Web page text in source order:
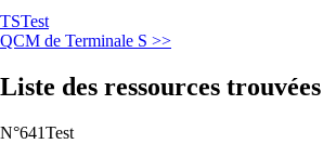
TSTest
QCM de Terminale S >>
Liste des ressources trouvées
N°641Test